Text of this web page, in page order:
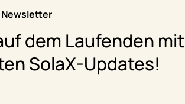
dem Laufenden mit
SolaX-Updates!